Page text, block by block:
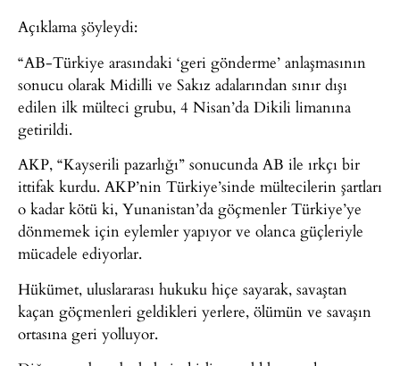
Açıklama şöyleydi:
“AB-Türkiye arasındaki ‘geri gönderme’ anlaşmasının
sonucu olarak Midilli ve Sakız adalarından sınır dışı
edilen ilk mülteci grubu, 4 Nisan’da Dikili limanına
getirildi.
AKP, “Kayserili pazarlığı” sonucunda AB ile ırkçı bir
ittifak kurdu. AKP’nin Türkiye’sinde mültecilerin şartları
o kadar kötü ki, Yunanistan’da göçmenler Türkiye’ye
dönmemek için eylemler yapıyor ve olanca güçleriyle
mücadele ediyorlar.
Hükümet, uluslararası hukuku hiçe sayarak, savaştan
kaçan göçmenleri geldikleri yerlere, ölümün ve savaşın
ortasına geri yolluyor.